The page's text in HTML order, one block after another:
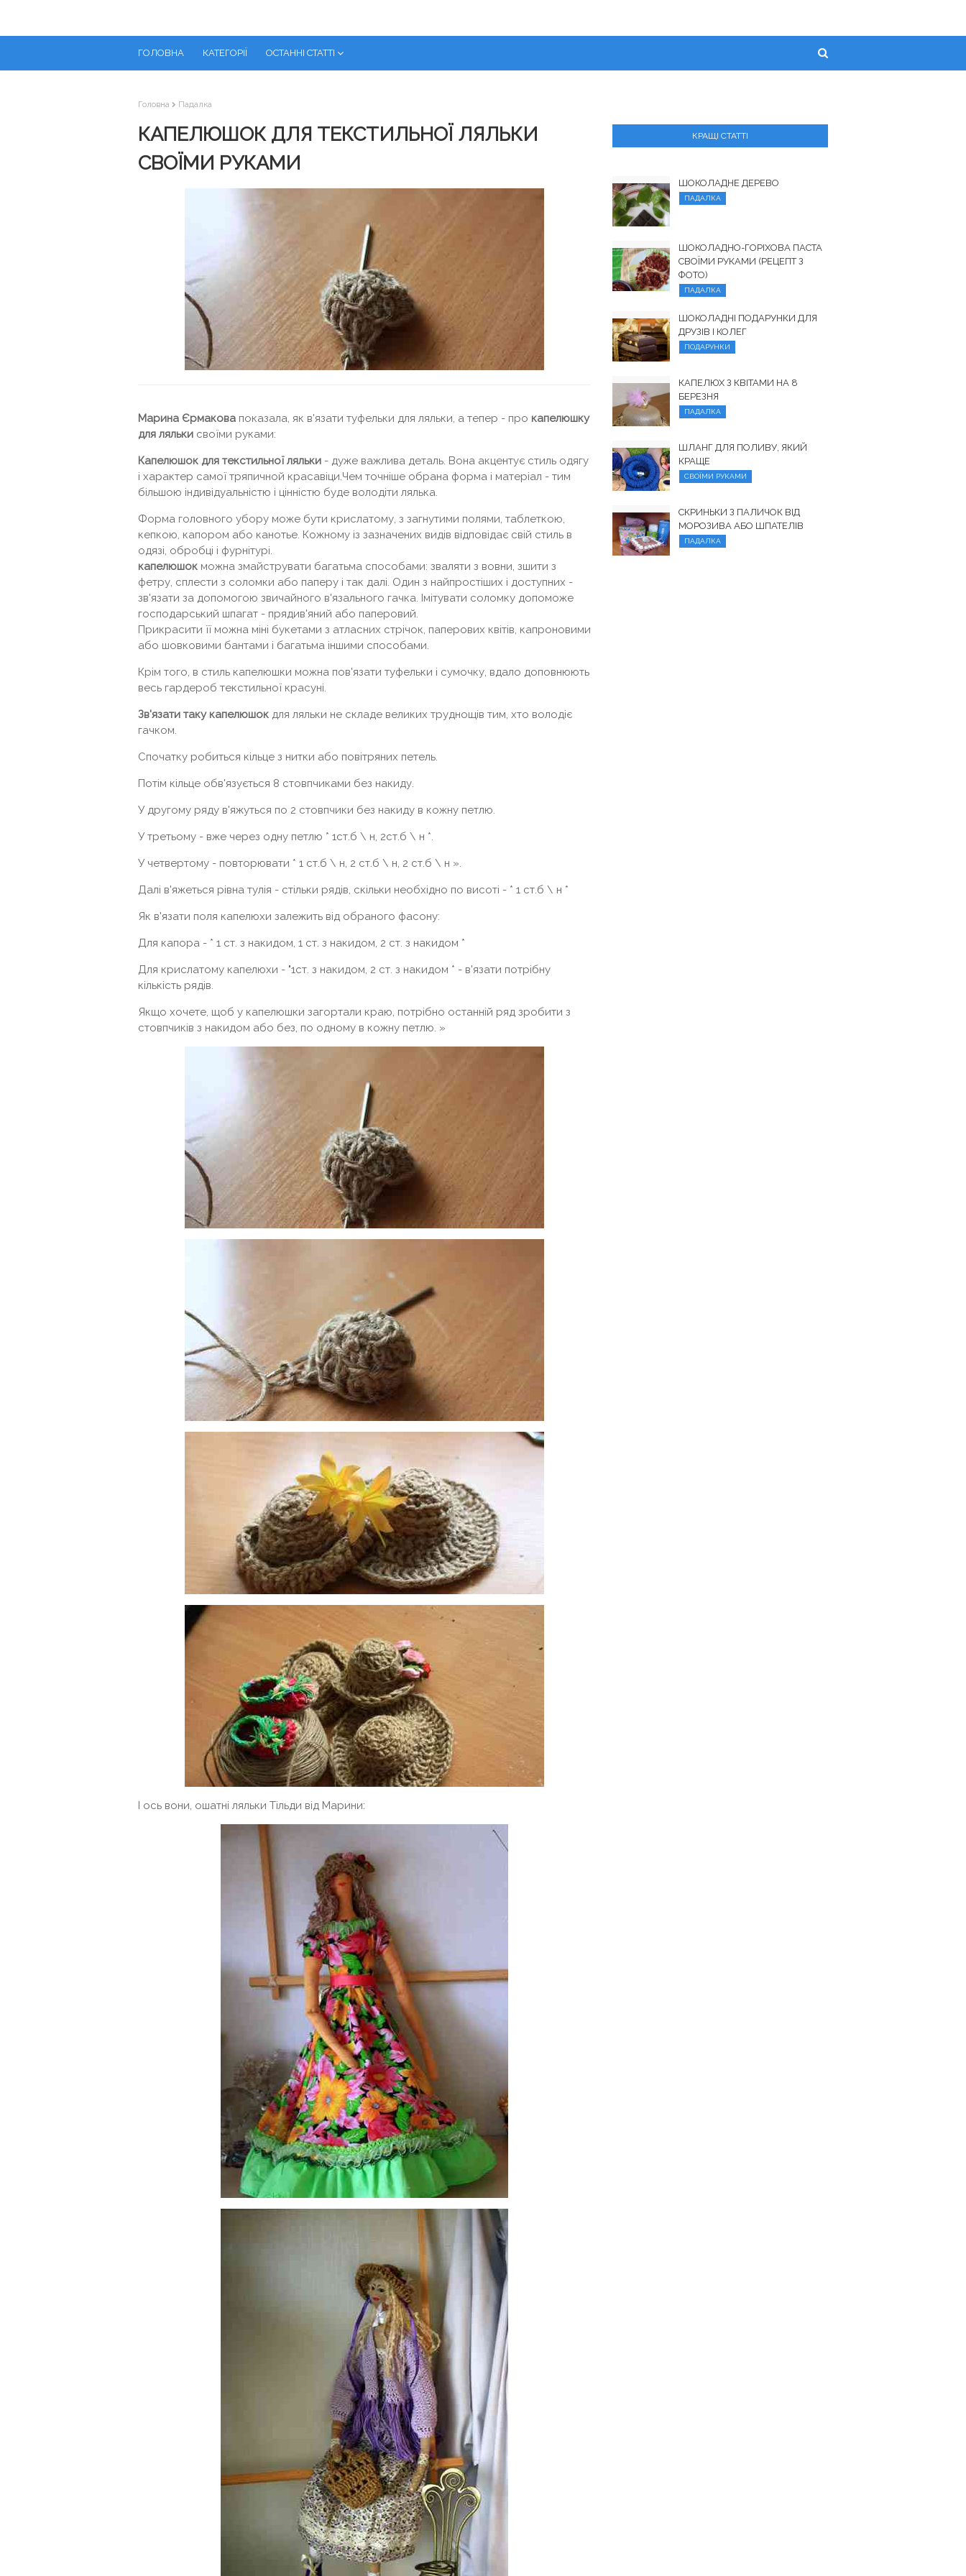
ГОЛОВНА КАТЕГОРІЇ ОСТАННІ СТАТТІ
Головна Падалка
КАПЕЛЮШОК ДЛЯ ТЕКСТИЛЬНОЇ ЛЯЛЬКИ
СВОЇМИ РУКАМИ
Марина Єрмакова показала, як в'язати туфельки для ляльки, а тепер - про капелюшку
для ляльки своїми руками:
Капелюшок для текстильної ляльки - дуже важлива деталь. Вона акцентує стиль одягу
і характер самої тряпичной красавіци.Чем точніше обрана форма і матеріал - тим
більшою індивідуальністю і цінністю буде володіти лялька.
Форма головного убору може бути крислатому, з загнутими полями, таблеткою,
кепкою, капором або канотье. Кожному із зазначених видів відповідає свій стиль в
одязі, обробці і фурнітурі.
капелюшок можна змайструвати багатьма способами: зваляти з вовни, зшити з
фетру, сплести з соломки або паперу і так далі. Один з найпростіших і доступних -
зв'язати за допомогою звичайного в'язального гачка. Імітувати соломку допоможе
господарський шпагат - прядив'яний або паперовий.
Прикрасити її можна міні букетами з атласних стрічок, паперових квітів, капроновими
або шовковими бантами і багатьма іншими способами.
Крім того, в стиль капелюшки можна пов'язати туфельки і сумочку, вдало доповнюють
весь гардероб текстильної красуні.
Зв'язати таку капелюшок для ляльки не складе великих труднощів тим, хто володіє
гачком.
Спочатку робиться кільце з нитки або повітряних петель.
Потім кільце обв'язується 8 стовпчиками без накиду.
У другому ряду в'яжуться по 2 стовпчики без накиду в кожну петлю.
У третьому - вже через одну петлю * 1ст.б \ н, 2ст.б \ н *.
У четвертому - повторювати * 1 ст.б \ н, 2 ст.б \ н, 2 ст.б \ н ».
Далі в'яжеться рівна тулія - ​​стільки рядів, скільки необхідно по висоті - * 1 ст.б \ н *
Як в'язати поля капелюхи залежить від обраного фасону:
Для капора - * 1 ст. з накидом, 1 ст. з накидом, 2 ст. з накидом *
Для крислатому капелюхи - "1ст. з накидом, 2 ст. з накидом * - в'язати потрібну
кількість рядів.
Якщо хочете, щоб у капелюшки загортали краю, потрібно останній ряд зробити з
стовпчиків з накидом або без, по одному в кожну петлю. »
І ось вони, ошатні ляльки Тільди від Марини:
КРАЩІ СТАТТІ
ШОКОЛАДНЕ ДЕРЕВО
ПАДАЛКА
ШОКОЛАДНО-ГОРІХОВА ПАСТА
СВОЇМИ РУКАМИ (РЕЦЕПТ З
ФОТО)
ПАДАЛКА
ШОКОЛАДНІ ПОДАРУНКИ ДЛЯ
ДРУЗІВ І КОЛЕГ
ПОДАРУНКИ
КАПЕЛЮХ З КВІТАМИ НА 8
БЕРЕЗНЯ
ПАДАЛКА
ШЛАНГ ДЛЯ ПОЛИВУ, ЯКИЙ
КРАЩЕ
СВОЇМИ РУКАМИ
СКРИНЬКИ З ПАЛИЧОК ВІД
МОРОЗИВА АБО ШПАТЕЛІВ
ПАДАЛКА